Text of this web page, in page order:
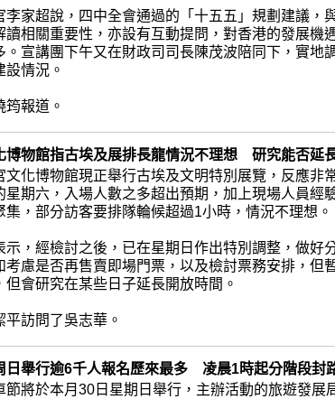
李家超說，四中全會通過的「十五五」規劃建議，
讀相關重要性，亦設有互動提問，對香港的發展機
。宣講團下午又在財政司司長陳茂波陪同下，實地
設情況。
筠報道。
博物館指古埃及展排長龍情況不理想 研究能否延
文化博物館現正舉行古埃及文明特別展覽，反應非
星期六，入場人數之多超出預期，加上現場人員經
集，部分訪客要排隊輪候超過1小時，情況不理想。
示，經檢討之後，已在星期日作出特別調整，做好
考慮是否再售賣即場門票，以及檢討票務安排，但
但會研究在某些日子延長開放時間。
平訪問了吳志華。
日舉行逾6千人報名歷來最多 凌晨1時起分階段封
節將於本月30日星期日舉行，主辦活動的旅遊發展